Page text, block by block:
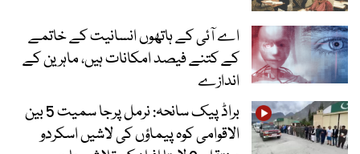
اے آئی کے ہاتھوں انسانیت کے خاتمے
کے کتنے فیصد امکانات ہیں، ماہرین کے
اندازے
براڈ پیک سانحہ: نرمل پرجا سمیت 5 بین
الاقوامی کوہ پیماؤں کی لاشیں اسکردو